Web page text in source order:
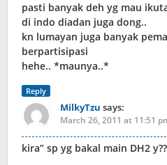
pasti banyak deh yg mau
di indo diadan juga dong..
kn lumayan juga banyak
berpartisipasi
hehe.. *maunya..*
Reply
MilkyTzu says:
March 26, 2011 at 11:51
kira” sp yg bakal main DH2